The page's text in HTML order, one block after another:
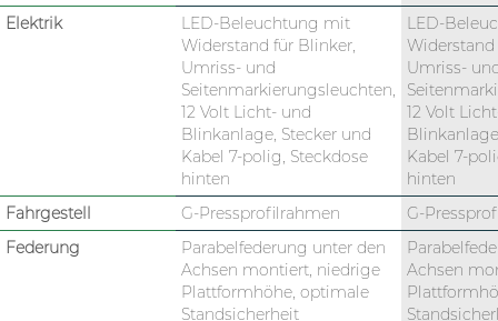
Elektrik
LED-Beleuchtung mit
Widerstand für Blinker,
Umriss- und
Seitenmarkierungsleuchten,
12 Volt Licht- und
Blinkanlage, Stecker und
Kabel 7-polig, Steckdose
hinten
LED-
Umriss-
12 Volt
Kabel 7-
hinten
Fahrgestell
G-Pressprofilrahmen
G-
Federung
Parabelfederung unter den
Achsen montiert, niedrige
Plattformhöhe, optimale
Standsicherheit
Achsen